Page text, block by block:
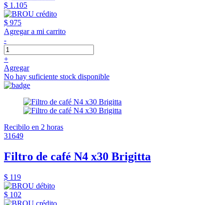
$ 1.105
$ 975
Agregar a mi carrito
-
+
Agregar
No hay suficiente stock disponible
Recibilo en 2 horas
31649
Filtro de café N4 x30 Brigitta
$ 119
$ 102